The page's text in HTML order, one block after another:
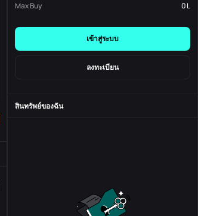
Max Buy
0L
เข้าสู่ระบบ
ลงทะเบียน
สินทรัพย์ของฉัน